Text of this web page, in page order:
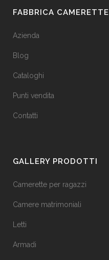
FABBRICA CAMERETTE
Azienda
Blog
Cataloghi
Punti vendita
Contatti
GALLERY PRODOTTI
Camerette per ragazzi
Camere matrimoniali
Letti
Armadi